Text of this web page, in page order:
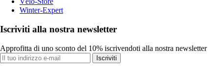
Winter-Expert
Iscriviti alla nostra newsletter
Approfitta di uno sconto del 10% iscrivendoti alla nostra newsletter
Iscriviti